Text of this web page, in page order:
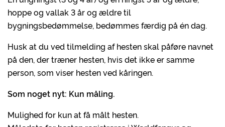
hoppe og vallak 3 år og ældre til
bygningsbedømmelse, bedømmes færdig på én dag.
Husk at du ved tilmelding af hesten skal påføre navnet
på den, der træner hesten, hvis det ikke er samme
person, som viser hesten ved kåringen.
Som noget nyt: Kun måling.
Mulighed for kun at få målt hesten.